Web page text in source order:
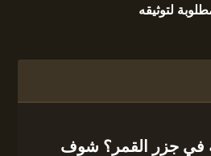
لتوثيقه
في جزر القمر؟ شوف